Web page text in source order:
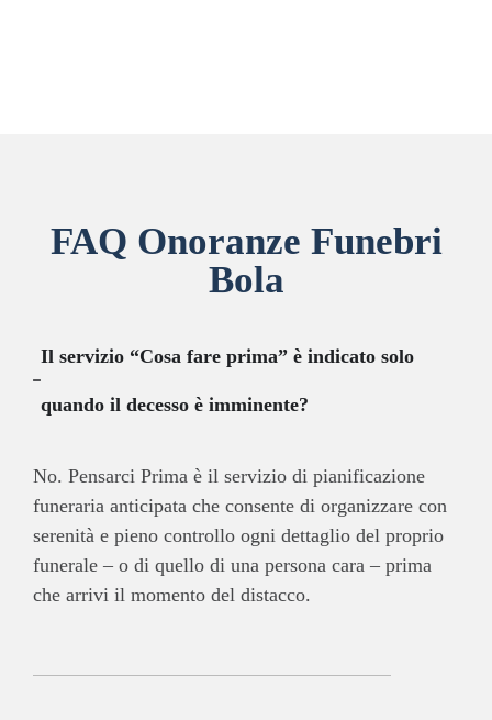
FAQ Onoranze Funebri
Bola
Il servizio “Cosa fare prima” è indicato solo
quando il decesso è imminente?
No. Pensarci Prima è il servizio di pianificazione
funeraria anticipata che consente di organizzare con
serenità e pieno controllo ogni dettaglio del proprio
funerale – o di quello di una persona cara – prima
che arrivi il momento del distacco.